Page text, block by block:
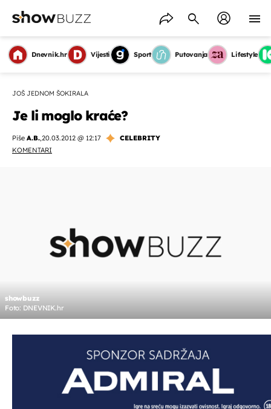
Dnevnik.hr Vijesti Sport Putovanja Lifestyle
JOŠ JEDNOM ŠOKIRALA
Je li moglo kraće?
Piše A.B.,20.03.2012 @ 12:17
CELEBRITY
KOMENTARI
showbuzz
Foto: DNEVNIK.hr
OMOGUĆI OBAVIJESTI